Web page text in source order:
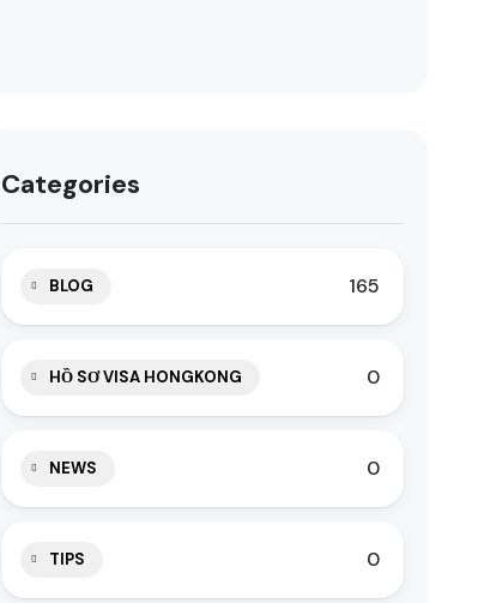
Categories
BLOG 165
HỒ SƠ VISA HONGKONG 0
NEWS 0
TIPS 0